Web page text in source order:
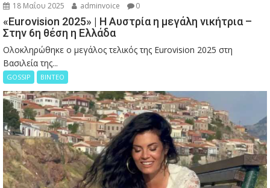
18 Μαΐου 2025 adminvoice 0
«Eurovision 2025» | Η Αυστρία η μεγάλη νικήτρια –
Στην 6η θέση η Ελλάδα
Ολοκληρώθηκε ο μεγάλος τελικός της Eurovision 2025 στη
Βασιλεία της...
GOSSIP ΒΙΝΤΕΟ